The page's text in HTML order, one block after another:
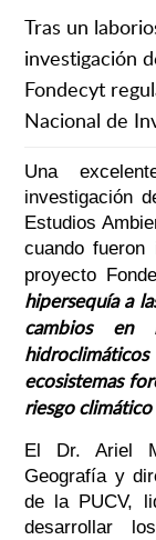
Tras un
investigación
Fondecyt
Nacional de
Una
investigación
Estudios
cuando
proyecto
hipersequía a
cambios en
ecosistemas
riesgo climático
El Dr. Ariel
Geografía y
de la PUCV,
desarrollar